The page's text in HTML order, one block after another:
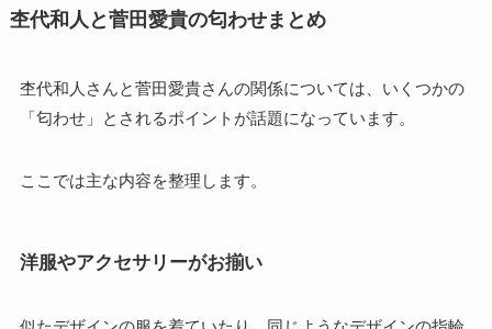
杢代和人と菅田愛貴の匂わせまとめ
杢代和人さんと菅田愛貴さんの関係については、いくつかの
「匂わせ」とされるポイントが話題になっています。
ここでは主な内容を整理します。
洋服やアクセサリーがお揃い